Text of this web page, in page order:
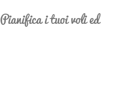
Pianifica i tuoi voli ed